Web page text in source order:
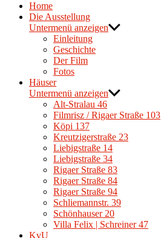
Home
Die Ausstellung
Untermenü anzeigen
Einleitung
Geschichte
Der Film
Fotos
Häuser
Untermenü anzeigen
Alt-Stralau 46
Filmrisz / Rigaer Straße 103
Köpi 137
Kreutzigerstraße 23
Liebigstraße 14
Liebigstraße 34
Rigaer Straße 83
Rigaer Straße 84
Rigaer Straße 94
Schliemannstr. 39
Schönhauser 20
Villa Felix | Schreiner 47
KvU